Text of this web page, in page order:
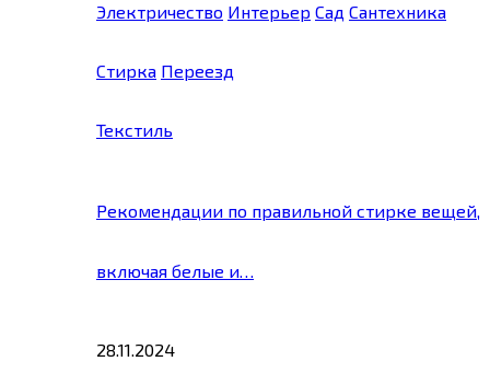
Электричество Интерьер Сад Сантехника
Стирка Переезд
Текстиль
Рекомендации по правильной стирке вещей,
включая белые и…
28.11.2024